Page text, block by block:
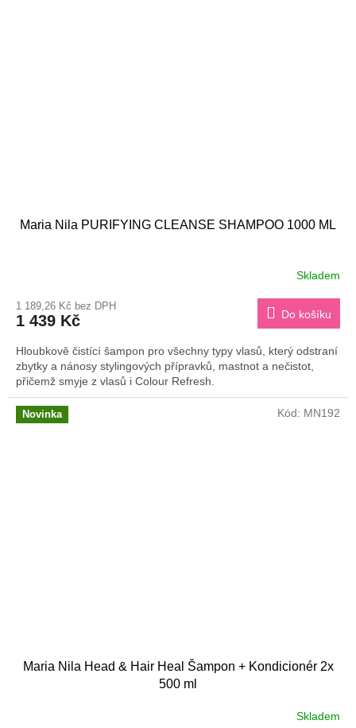
Maria Nila PURIFYING CLEANSE SHAMPOO 1000 ML
Skladem
1 189,26 Kč bez DPH
1 439 Kč Do košíku
Hloubkově čistící šampon pro všechny typy vlasů, který odstraní
zbytky a nánosy stylingových přípravků, mastnot a nečistot,
přičemž smyje z vlasů i Colour Refresh.
Novinka
Maria Nila Head & Hair Heal Šampon + Kondicionér 2x
500 ml
Skladem
Kód: MN192